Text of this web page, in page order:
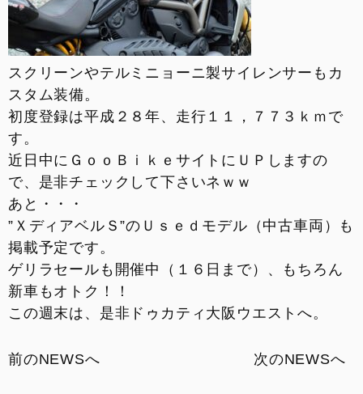
スクリーンやテルミニョーニ製サイレンサーもカ
スタム装備。
初度登録は平成２８年、走行１１，７７３ｋｍで
す。
近日中にＧｏｏＢｉｋｅサイトにＵＰしますの
で、是非チェックして下さいネｗｗ
あと・・・
”ＸディアベルＳ”のＵｓｅｄモデル（中古車両）も
掲載予定です。
ゲリラセールも開催中（１６日まで）、もちろん
新車もオトク！！
この週末は、是非ドゥカティ大阪ウエストへ。
前のNEWSへ 次のNEWSへ